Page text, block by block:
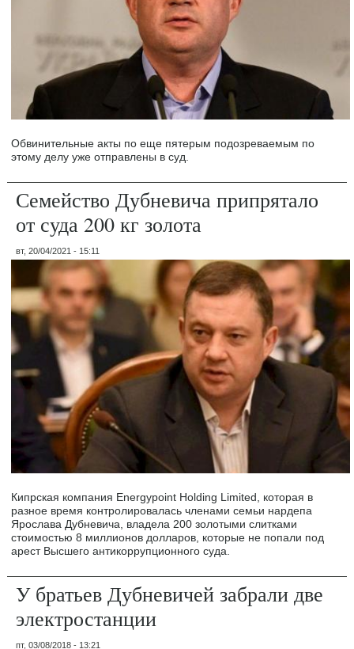
Обвинительные акты по еще пятерым подозреваемым по
этому делу уже отправлены в суд.
Семейство Дубневича припрятало
от суда 200 кг золота
вт, 20/04/2021 - 15:11
Кипрская компания Energypoint Holding Limited, которая в
разное время контролировалась членами семьи нардепа
Ярослава Дубневича, владела 200 золотыми слитками
стоимостью 8 миллионов долларов, которые не попали под
арест Высшего антикоррупционного суда.
У братьев Дубневичей забрали две
электростанции
пт, 03/08/2018 - 13:21